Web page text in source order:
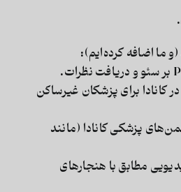
ما اضافه کرده‌ایم):
بر سئو و دریافت نظرات.
کانادا برای پزشکان غیرساکن
پزشکی کانادا (مانند
مطابق با هنجارهای